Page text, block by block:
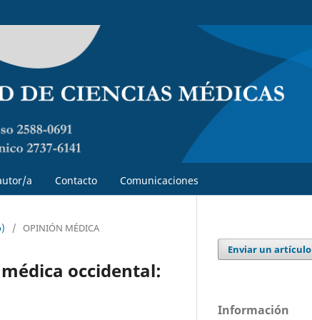
a Contacto Comunicaciones
/ OPINIÓN MÉDICA
occidental:
Enviar un artículo
Información